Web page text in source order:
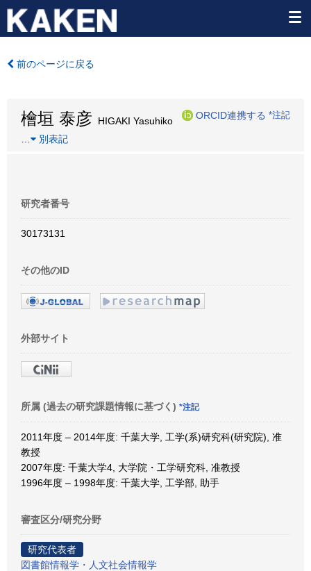
前のページに戻る
檜垣 泰彦 HIGAKI Yasuhiko
ORCID連携する *注記
別表記
研究者番号
30173131
その他のID
外部サイト
所属 (過去の研究課題情報に基づく) *注記
2011年度 – 2014年度: 千葉大学, 工学(系)研究科(研究院), 准
教授
2007年度: 千葉大学4, 大学院・工学研究科, 准教授
1996年度 – 1998年度: 千葉大学, 工学部, 助手
審査区分/研究分野
研究代表者
図書館情報学・人文社会情報学